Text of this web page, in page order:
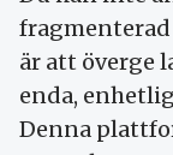
fragmenterad
är att överge
enda,
Denna